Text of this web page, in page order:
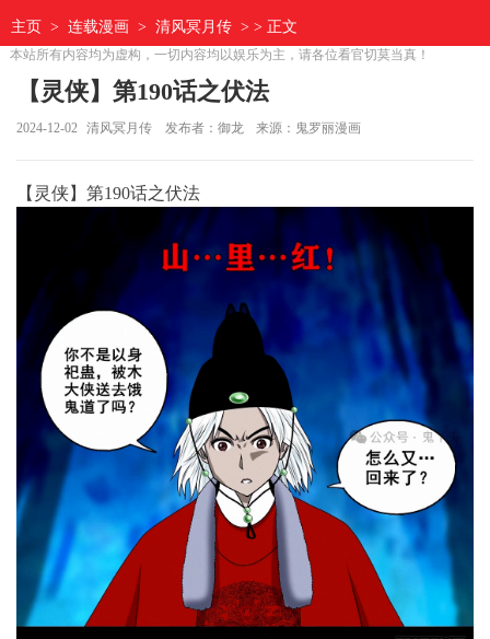
主页 > 连载漫画 > 清风冥月传 > > 正文
本站所有内容均为虚构，一切内容均以娱乐为主，请各位看官切莫当真！
【灵侠】第190话之伏法
2024-12-02 清风冥月传 发布者：御龙 来源：鬼罗丽漫画
【灵侠】第190话之伏法